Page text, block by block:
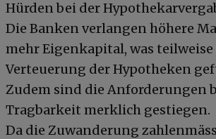
Hürden bei der
Die Banken verlangen höhere
mehr Eigenkapital, was
Verteuerung der Hypotheken
Zudem sind die Anforderungen
Tragbarkeit merklich gestiegen.
Da die Zuwanderung